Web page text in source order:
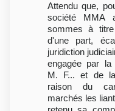
Attendu que,
société MMA
sommes à
d'une part,
juridiction
engagée par
M. F... et de
raison du
marchés les